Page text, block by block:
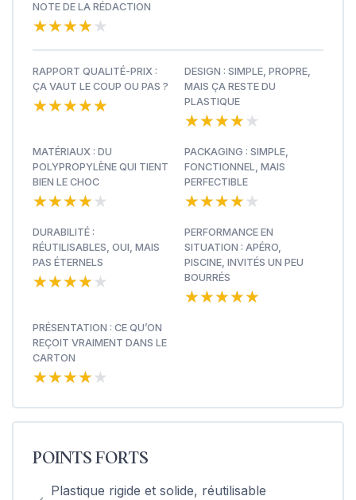
NOTE DE LA RÉDACTION
★★★★★
★★★★★
RAPPORT QUALITÉ-PRIX :
ÇA VAUT LE COUP OU PAS ?
★★★★★
★★★★★
DESIGN : SIMPLE, PROPRE,
MAIS ÇA RESTE DU
PLASTIQUE
★★★★★
★★★★★
MATÉRIAUX : DU
POLYPROPYLÈNE QUI TIENT
BIEN LE CHOC
★★★★★
★★★★★
PACKAGING : SIMPLE,
FONCTIONNEL, MAIS
PERFECTIBLE
★★★★★
★★★★★
DURABILITÉ :
RÉUTILISABLES, OUI, MAIS
PAS ÉTERNELS
★★★★★
★★★★★
PERFORMANCE EN
SITUATION : APÉRO,
PISCINE, INVITÉS UN PEU
BOURRÉS
★★★★★
★★★★★
PRÉSENTATION : CE QU’ON
REÇOIT VRAIMENT DANS LE
CARTON
★★★★★
★★★★★
POINTS FORTS
Plastique rigide et solide, réutilisable